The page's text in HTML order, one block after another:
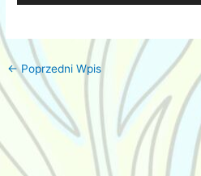
←Poprzedni Wpis